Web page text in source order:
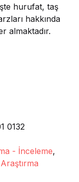
hurufat, taş
hakkında
almaktadır.
0132
- İnceleme,